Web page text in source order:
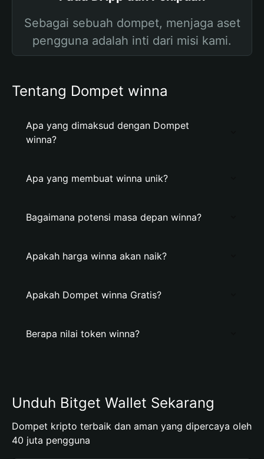
Sebagai sebuah dompet, menjaga aset
pengguna adalah inti dari misi kami.
Tentang Dompet winna
Apa yang dimaksud dengan Dompet
winna?
Apa yang membuat winna unik?
Bagaimana potensi masa depan winna?
Apakah harga winna akan naik?
Apakah Dompet winna Gratis?
Berapa nilai token winna?
Unduh Bitget Wallet Sekarang
Dompet kripto terbaik dan aman yang dipercaya oleh
40 juta pengguna